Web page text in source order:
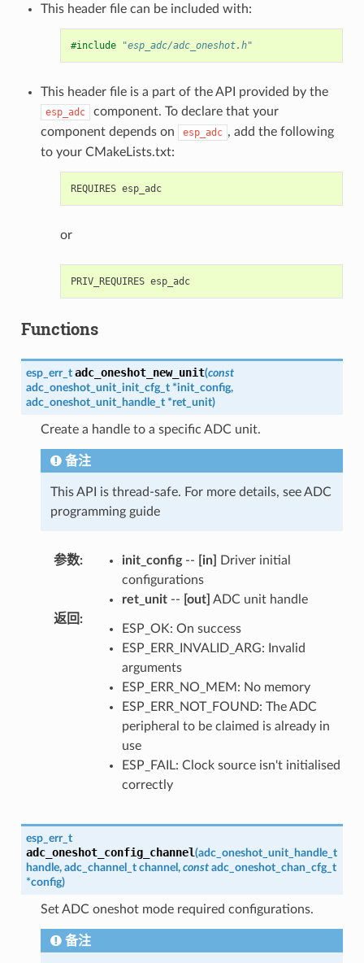
This header file can be included with:
#include "esp_adc/adc_oneshot.h"
This header file is a part of the API provided by the
esp_adc
component. To declare that your
component depends on
esp_adc , add the following
to your CMakeLists.txt:
REQUIRES esp_adc
or
PRIV_REQUIRES esp_adc
Functions
esp_err_t adc_oneshot_new_unit(const
adc_oneshot_unit_init_cfg_t *init_config,
adc_oneshot_unit_handle_t *ret_unit)
Create a handle to a specific ADC unit.
备注
This API is thread-safe. For more details, see ADC
programming guide
参数: init_config-- [in]
Driver initial
configurations
ret_unit-- [out] ADC unit handle
返回 :
ESP_OK: On success
ESP_ERR_INVALID_ARG: Invalid
arguments
ESP_ERR_NO_MEM: No memory
ESP_ERR_NOT_FOUND: The ADC
peripheral to be claimed is already in
use
ESP_FAIL: Clock source isn't initialised
correctly
esp_err_t
adc_oneshot_config_channel(adc_oneshot_unit_handle_t
handle, adc_channel_t channel , const adc_oneshot_chan_cfg_t
*config)
Set ADC oneshot mode required configurations.
备注